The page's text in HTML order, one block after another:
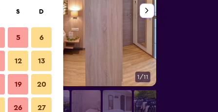
1/11
S D
5 6
12 13
19 20
26 27